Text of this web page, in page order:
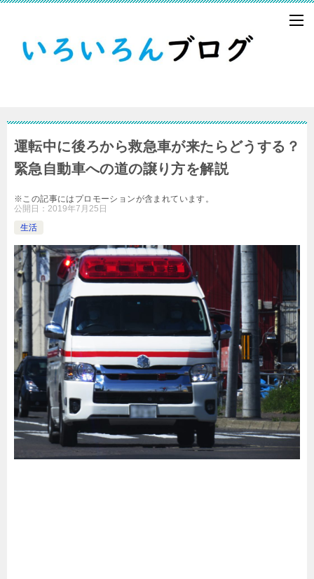
運転中に後ろから救急車が来たらどうする？
緊急自動車への道の譲り方を解説
※この記事にはプロモーションが含まれています。
公開日： 2019年7月25日
生活